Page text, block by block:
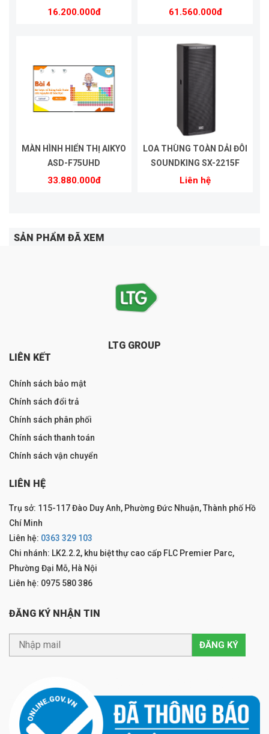
16.200.000đ
UHD75A
61.560.000đ
MÀN HÌNH HIỂN THỊ AIKYO
ASD-F75UHD
33.880.000đ
LOA THÙNG TOÀN DẢI ĐÔI
SOUNDKING SX-2215F
Liên hệ
SẢN PHẨM ĐÃ XEM
LTG GROUP
LIÊN KẾT
Chính sách bảo mật
Chính sách đổi trả
Chính sách phân phối
Chính sách thanh toán
Chính sách vận chuyển
LIÊN HỆ
Trụ sở: 115-117 Đào Duy Anh, Phường Đức Nhuận, Thành phố Hồ
Chí Minh
Liên hệ: 0363 329 103
Chi nhánh: LK2.2.2, khu biệt thự cao cấp FLC Premier Parc,
Phường Đại Mỗ, Hà Nội
Liên hệ: 0975 580 386
ĐĂNG KÝ NHẬN TIN